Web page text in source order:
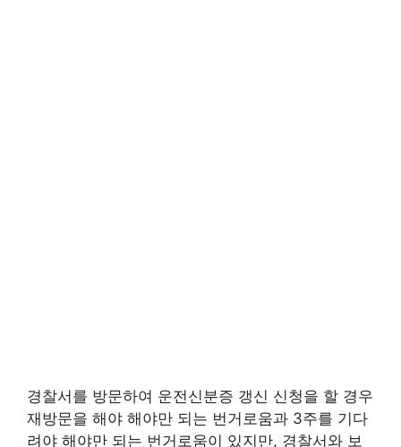
경찰서를 방문하여 운전신분증 갱신 신청을 할 경우
재방문을 해야 해야만 되는 번거로움과 3주를 기다
려야 해야만 되는 번거로움이 있지만, 경찰서와 보